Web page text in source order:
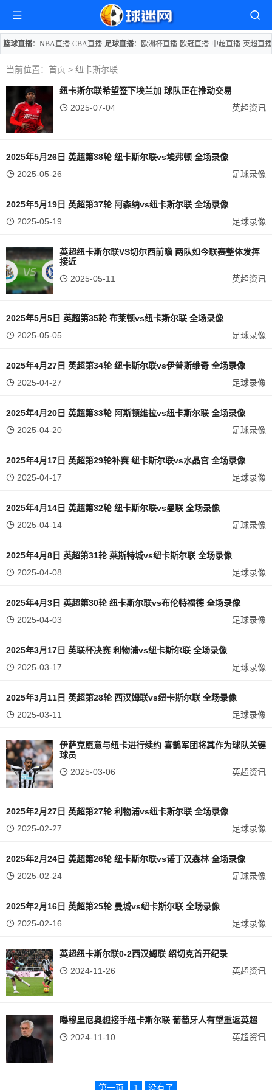
篮球直播： NBA直播 CBA直播 足球直播： 欧洲杯直播 欧冠直播 中超直播 英超直播
当前位置： 首页 > 纽卡斯尔联
纽卡斯尔联希望签下埃兰加 球队正在推动交易
2025-07-04
英超资讯
2025年5月26日 英超第38轮 纽卡斯尔联vs埃弗顿 全场录像
2025-05-26
足球录像
2025年5月19日 英超第37轮 阿森纳vs纽卡斯尔联 全场录像
2025-05-19
足球录像
英超纽卡斯尔联VS切尔西前瞻 两队如今联赛整体发挥
接近
2025-05-11
英超资讯
2025年5月5日 英超第35轮 布莱顿vs纽卡斯尔联 全场录像
2025-05-05
足球录像
2025年4月27日 英超第34轮 纽卡斯尔联vs伊普斯维奇 全场录像
2025-04-27
足球录像
2025年4月20日 英超第33轮 阿斯顿维拉vs纽卡斯尔联 全场录像
2025-04-20
足球录像
2025年4月17日 英超第29轮补赛 纽卡斯尔联vs水晶宫 全场录像
2025-04-17
足球录像
2025年4月14日 英超第32轮 纽卡斯尔联vs曼联 全场录像
2025-04-14
足球录像
2025年4月8日 英超第31轮 莱斯特城vs纽卡斯尔联 全场录像
2025-04-08
足球录像
2025年4月3日 英超第30轮 纽卡斯尔联vs布伦特福德 全场录像
2025-04-03
足球录像
2025年3月17日 英联杯决赛 利物浦vs纽卡斯尔联 全场录像
2025-03-17
足球录像
2025年3月11日 英超第28轮 西汉姆联vs纽卡斯尔联 全场录像
2025-03-11
足球录像
伊萨克愿意与纽卡进行续约 喜鹊军团将其作为球队关键
球员
2025-03-06
英超资讯
2025年2月27日 英超第27轮 利物浦vs纽卡斯尔联 全场录像
2025-02-27
足球录像
2025年2月24日 英超第26轮 纽卡斯尔联vs诺丁汉森林 全场录像
2025-02-24
足球录像
2025年2月16日 英超第25轮 曼城vs纽卡斯尔联 全场录像
2025-02-16
足球录像
英超纽卡斯尔联0-2西汉姆联 绍切克首开纪录
2024-11-26
英超资讯
曝穆里尼奥想接手纽卡斯尔联 葡萄牙人有望重返英超
2024-11-10
英超资讯
第一页 1 没有了